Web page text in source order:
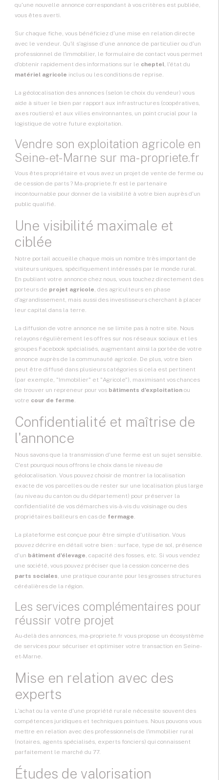
qu'une nouvelle annonce correspondant à vos critères est publiée,
vous êtes averti.
Sur chaque fiche, vous bénéficiez d'une mise en relation directe
avec le vendeur. Qu'il s'agisse d'une annonce de particulier ou d'un
professionnel de l'immobilier, le formulaire de contact vous permet
d'obtenir rapidement des informations sur le cheptel, l'état du
matériel agricole inclus ou les conditions de reprise.
La géolocalisation des annonces (selon le choix du vendeur) vous
aide à situer le bien par rapport aux infrastructures (coopératives,
axes routiers) et aux villes environnantes, un point crucial pour la
logistique de votre future exploitation.
Vendre son exploitation agricole en
Seine-et-Marne sur ma-propriete.fr
Vous êtes propriétaire et vous avez un projet de vente de ferme ou
de cession de parts ? Ma-propriete.fr est le partenaire
incontournable pour donner de la visibilité à votre bien auprès d'un
public qualifié.
Une visibilité maximale et
ciblée
Notre portail accueille chaque mois un nombre très important de
visiteurs uniques, spécifiquement intéressés par le monde rural.
En publiant votre annonce chez nous, vous touchez directement des
porteurs de projet agricole, des agriculteurs en phase
d'agrandissement, mais aussi des investisseurs cherchant à placer
leur capital dans la terre.
La diffusion de votre annonce ne se limite pas à notre site. Nous
relayons régulièrement les offres sur nos réseaux sociaux et les
groupes Facebook spécialisés, augmentant ainsi la portée de votre
annonce auprès de la communauté agricole. De plus, votre bien
peut être diffusé dans plusieurs catégories si cela est pertinent
(par exemple, "Immobilier" et "Agricole"), maximisant vos chances
de trouver un repreneur pour vos bâtiments d'exploitation ou
votre cour de ferme.
Confidentialité et maîtrise de
l'annonce
Nous savons que la transmission d'une ferme est un sujet sensible.
C'est pourquoi nous offrons le choix dans le niveau de
géolocalisation. Vous pouvez choisir de montrer la localisation
exacte de vos parcelles ou de rester sur une localisation plus large
(au niveau du canton ou du département) pour préserver la
confidentialité de vos démarches vis-à-vis du voisinage ou des
propriétaires bailleurs en cas de fermage.
La plateforme est conçue pour être simple d'utilisation. Vous
pouvez décrire en détail votre bien : surface, type de sol, présence
d'un bâtiment d'élevage, capacité des fosses, etc. Si vous vendez
une société, vous pouvez préciser que la cession concerne des
parts sociales, une pratique courante pour les grosses structures
céréalières de la région.
Les services complémentaires pour
réussir votre projet
Au-delà des annonces, ma-propriete.fr vous propose un écosystème
de services pour sécuriser et optimiser votre transaction en Seine-
et-Marne.
Mise en relation avec des
experts
L'achat ou la vente d'une propriété rurale nécessite souvent des
compétences juridiques et techniques pointues. Nous pouvons vous
mettre en relation avec des professionnels de l'immobilier rural
(notaires, agents spécialisés, experts fonciers) qui connaissent
parfaitement le marché du 77.
Études de valorisation